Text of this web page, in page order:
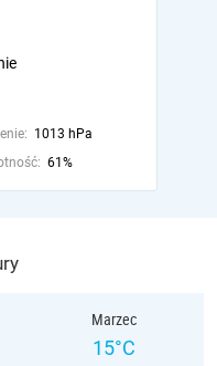
1013 hPa
61%
Marzec
15°C